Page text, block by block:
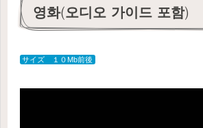
영화(오디오 가이드 포함)
サイズ １０Mb前後